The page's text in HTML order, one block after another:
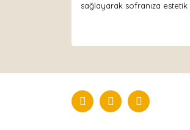
sağlayarak sofranıza